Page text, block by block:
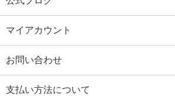
マイアカウント
お問い合わせ
支払い方法について